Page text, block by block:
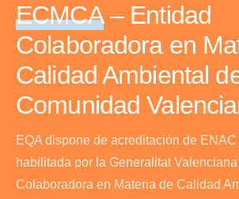
ECMCA– Entidad
Colaboradora en
Calidad Ambiental
Comunidad
EQA dispone de acreditación de
habilitada por la Generalitat
Colaboradora en Materia de Calidad